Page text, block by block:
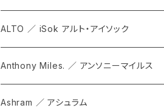
ALTO ／ iSok アルト・アイソック
Anthony Miles. ／ アンソニーマイルス
Ashram ／ アシュラム